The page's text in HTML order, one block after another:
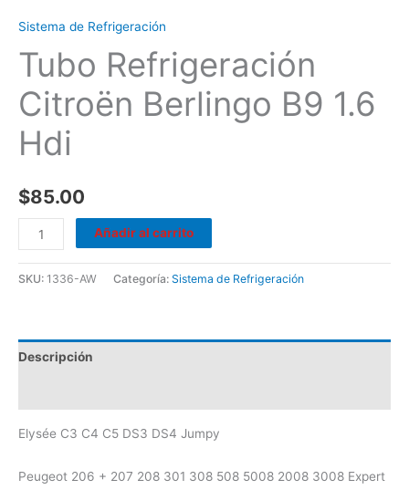
Sistema de Refrigeración
Tubo Refrigeración
Citroën Berlingo B9 1.6
Hdi
$85.00
Añadir al carrito
SKU: 1336-AW Categoría: Sistema de Refrigeración
Descripción
Elysée C3 C4 C5 DS3 DS4 Jumpy
Peugeot 206 + 207 208 301 308 508 5008 2008 3008 Expert